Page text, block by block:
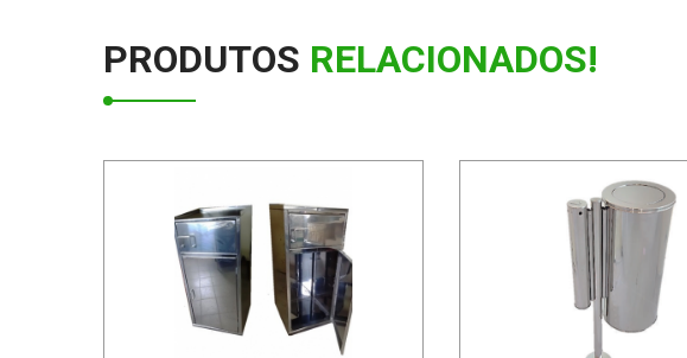
PRODUTOS RELACIONADOS!